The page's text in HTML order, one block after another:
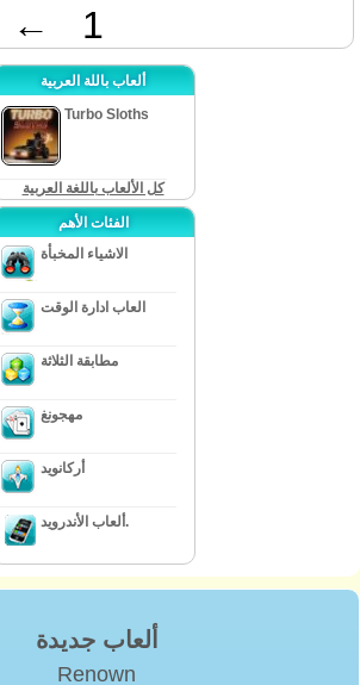
← 1
ألعاب باللة العربية
Turbo Sloths
كل الألعاب باللغة العربية
الفئات الأهم
الاشياء المخبأة
العاب ادارة الوقت
مطابقة الثلاثة
مهجونغ
أركانويد
ألعاب الأندرويد.
ألعاب جديدة
Renown